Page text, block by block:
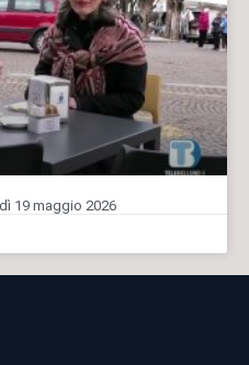
19 maggio 2026